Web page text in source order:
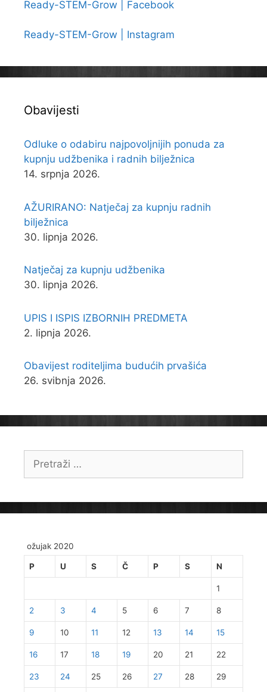
Ready-STEM-Grow | Facebook
Ready-STEM-Grow | Instagram
Obavijesti
Odluke o odabiru najpovoljnijih ponuda za
kupnju udžbenika i radnih bilježnica
14. srpnja 2026.
AŽURIRANO: Natječaj za kupnju radnih
bilježnica
30. lipnja 2026.
Natječaj za kupnju udžbenika
30. lipnja 2026.
UPIS I ISPIS IZBORNIH PREDMETA
2. lipnja 2026.
Obavijest roditeljima budućih prvašića
26. svibnja 2026.
Pretraži:
ožujak 2020
P U S Č P S N
1
2 3 4 5 6 7 8
9 10 11 12 13 14 15
16 17 18 19 20 21 22
23 24 25 26 27 28 29